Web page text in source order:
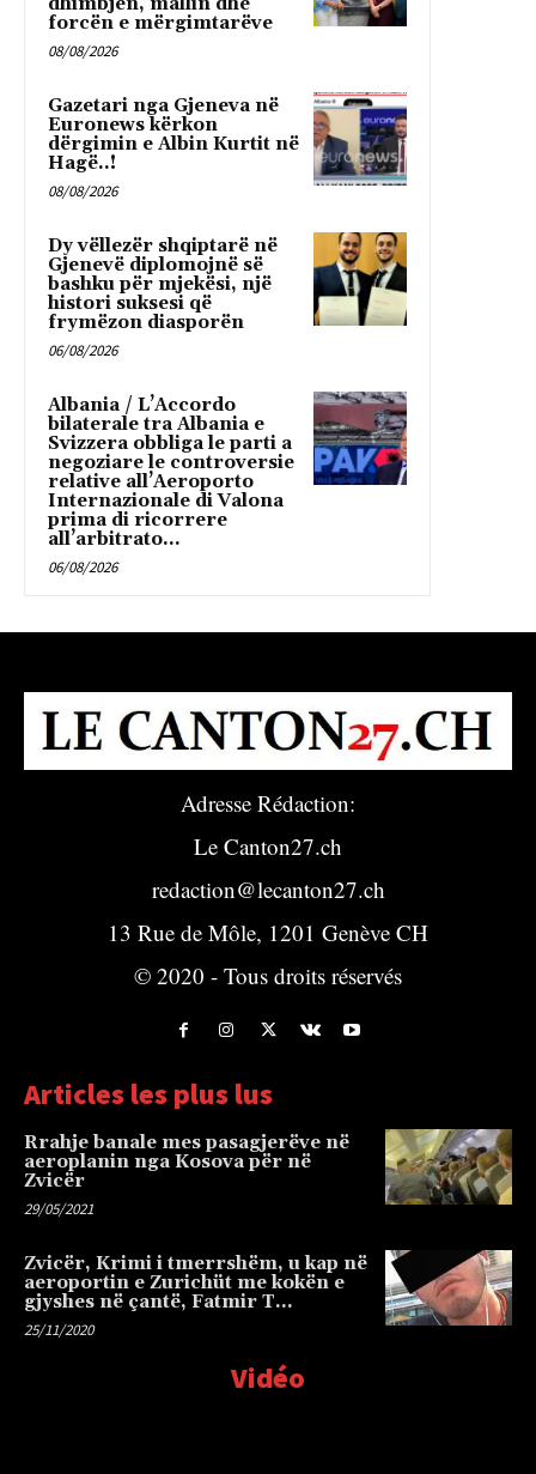
forcën e mërgimtarëve
08/08/2026
Gazetari nga Gjeneva në
Euronews kërkon
dërgimin e Albin Kurtit në
Hagë..!
08/08/2026
Dy vëllezër shqiptarë në
Gjenevë diplomojnë së
bashku për mjekësi, një
histori suksesi që
frymëzon diasporën
06/08/2026
Albania / L’Accordo
bilaterale tra Albania e
Svizzera obbliga le parti a
negoziare le controversie
relative all’Aeroporto
Internazionale di Valona
prima di ricorrere
all’arbitrato...
06/08/2026
Adresse Rédaction:
Le Canton27.ch
redaction@lecanton27.ch
13 Rue de Môle, 1201 Genève CH
© 2020 - Tous droits réservés
Articles les plus lus
Rrahje banale mes pasagjerëve në
aeroplanin nga Kosova për në
Zvicër
29/05/2021
Zvicër, Krimi i tmerrshëm, u kap në
aeroportin e Zurichüt me kokën e
gjyshes në çantë, Fatmir T…
25/11/2020
Vidéo